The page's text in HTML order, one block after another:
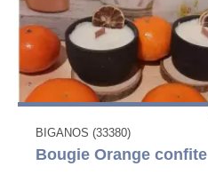
BIGANOS (33380)
Bougie Orange confite